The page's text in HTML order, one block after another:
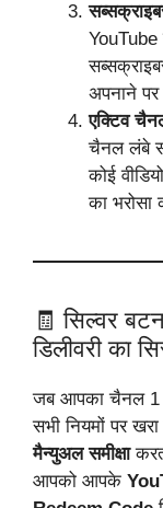
अपनाने पर
एक्टिव
चैनल लंबे
कोई
का
🧾 सिल्वर
डिलीवरी का
जब आपका चैनल 1
सभी नियमों पर
मैन्युअल समीक्षा
आपको आपके